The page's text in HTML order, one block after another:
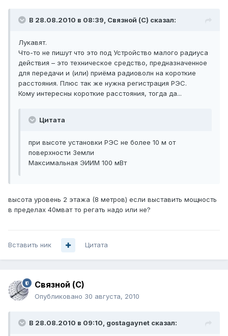
В 28.08.2010 в 08:39, Связной (С) сказал:
Лукавят.
Что-то не пишут что это под Устройство малого радиуса
действия – это техническое средство, предназначенное
для передачи и (или) приёма радиоволн на короткие
расстояния. Плюс так же нужна регистрация РЭС.
Кому интересны короткие расстояния, тогда да...
Цитата
при высоте установки РЭС не более 10 м от
поверхности Земли
Максимальная ЭИИМ 100 мВт
высота уровень 2 этажа (8 метров) если выставить мощность
в пределах 40мват то регать надо или не?
Вставить ник Цитата
Связной (С)
Опубликовано 30 августа, 2010
В 28.08.2010 в 09:10, gostagaynet сказал: